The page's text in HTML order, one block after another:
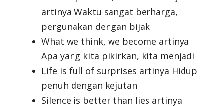
artinya Waktu sangat berharga,
pergunakan dengan bijak
What we think, we become artinya
Apa yang kita pikirkan, kita menjadi
Life is full of surprises artinya Hidup
penuh dengan kejutan
Silence is better than lies artinya